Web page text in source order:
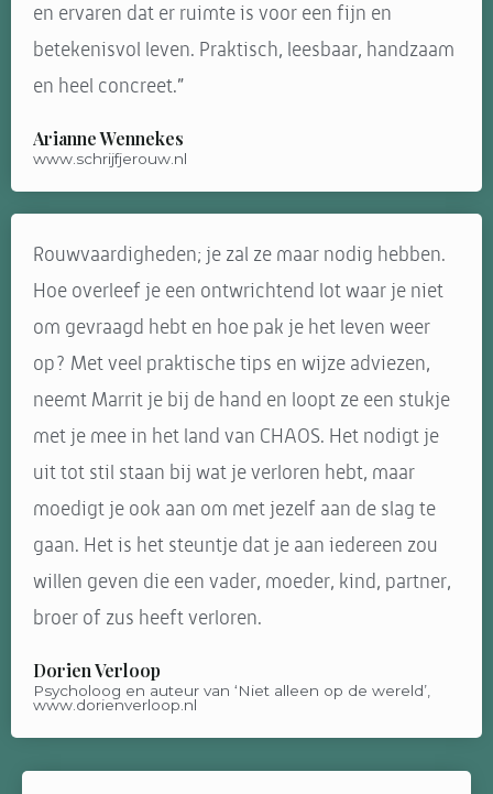
en ervaren dat er ruimte is voor een fijn en
betekenisvol leven. Praktisch, leesbaar, handzaam
en heel concreet.”
Arianne Wennekes
www.schrijfjerouw.nl
Rouwvaardigheden; je zal ze maar nodig hebben.
Hoe overleef je een ontwrichtend lot waar je niet
om gevraagd hebt en hoe pak je het leven weer
op? Met veel praktische tips en wijze adviezen,
neemt Marrit je bij de hand en loopt ze een stukje
met je mee in het land van CHAOS. Het nodigt je
uit tot stil staan bij wat je verloren hebt, maar
moedigt je ook aan om met jezelf aan de slag te
gaan. Het is het steuntje dat je aan iedereen zou
willen geven die een vader, moeder, kind, partner,
broer of zus heeft verloren.
Dorien Verloop
Psycholoog en auteur van ‘Niet alleen op de wereld’,
www.dorienverloop.nl